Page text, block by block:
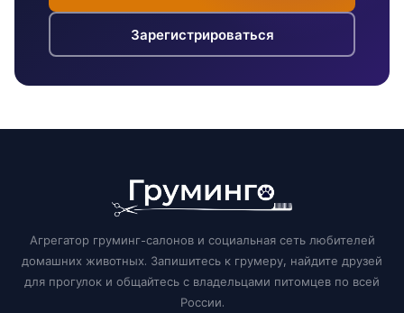
Зарегистрироваться
Агрегатор груминг-салонов и социальная сеть любителей
домашних животных. Запишитесь к грумеру, найдите друзей
для прогулок и общайтесь с владельцами питомцев по всей
России.